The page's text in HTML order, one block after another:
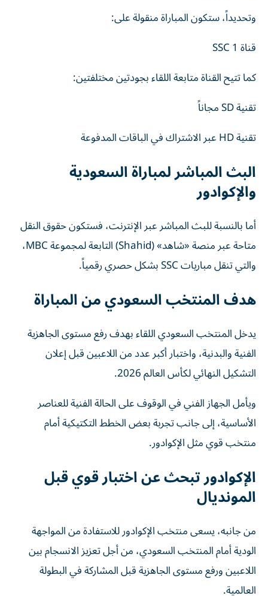
وتحديداً، ستكون المباراة منقولة على:
قناة SSC 1
كما تتيح القناة متابعة اللقاء بجودتين مختلفتين:
تقنية SD مجاناً
تقنية HD عبر الاشتراك في الباقات المدفوعة
البث المباشر لمباراة السعودية
والإكوادور
أما بالنسبة للبث المباشر عبر الإنترنت، فستكون حقوق النقل
متاحة عبر منصة «شاهد» (Shahid) التابعة لمجموعة MBC،
والتي تنقل مباريات SSC بشكل حصري رقمياً.
هدف المنتخب السعودي من المباراة
يدخل المنتخب السعودي اللقاء بهدف رفع مستوى الجاهزية
الفنية والبدنية، واختبار أكبر عدد من اللاعبين قبل إعلان
التشكيل النهائي لكأس العالم 2026.
ويأمل الجهاز الفني في الوقوف على الحالة الفنية للعناصر
الأساسية، إلى جانب تجربة بعض الخطط التكتيكية أمام
منتخب قوي مثل الإكوادور.
الإكوادور تبحث عن اختبار قوي قبل
المونديال
من جانبه، يسعى منتخب الإكوادور للاستفادة من المواجهة
الودية أمام المنتخب السعودي، من أجل تعزيز الانسجام بين
اللاعبين ورفع مستوى الجاهزية قبل المشاركة في البطولة
العالمية.